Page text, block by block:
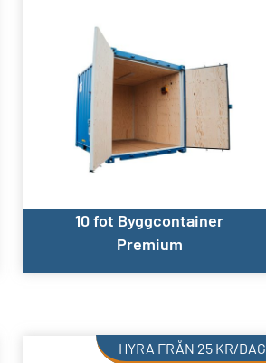
10 fot Byggcontainer
Premium
HYRA FRÅN 25 KR/DAG